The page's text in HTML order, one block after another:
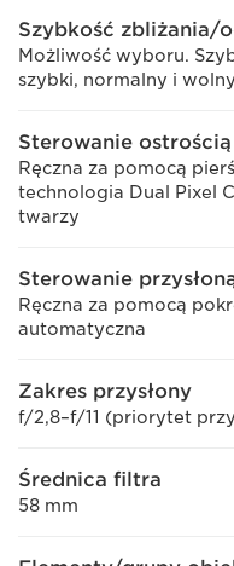
Szybkość zbliżania/
Możliwość wyboru.
szybki, normalny i
Sterowanie ostrością
Ręczna za pomocą
technologia Dual Pixel
twarzy
Sterowanie
Ręczna za pomocą
automatyczna
Zakres przysłony
f/2,8–f/11 (priorytet
Średnica filtra
58 mm